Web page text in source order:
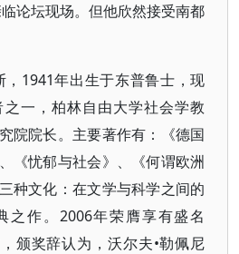
论坛现场。但他欣然接受南都
，1941年出生于东普鲁士，现
一，柏林自由大学社会学教
院院长。主要著作有：《德国
《忧郁与社会》、《何谓欧洲
种文化：在文学与科学之间的
之作。2006年荣膺享有盛名
颁奖辞认为，沃尔夫•勒佩尼